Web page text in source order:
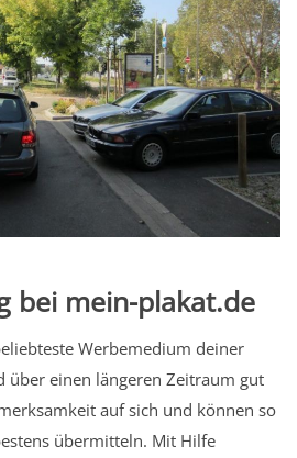
bei mein-plakat.de
Werbemedium deiner
über einen längeren Zeitraum gut
auf sich und können so
übermitteln. Mit Hilfe